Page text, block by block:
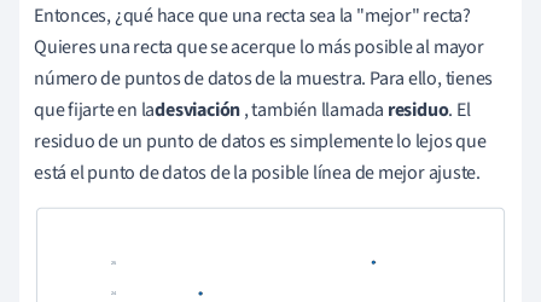
Entonces, ¿qué hace que una recta sea la "mejor" recta?
Quieres una recta que se acerque lo más posible al mayor
número de puntos de datos de la muestra. Para ello, tienes
que fijarte en ladesviación, también llamada residuo. El
residuo de un punto de datos es simplemente lo lejos que
está el punto de datos de la posible línea de mejor ajuste.